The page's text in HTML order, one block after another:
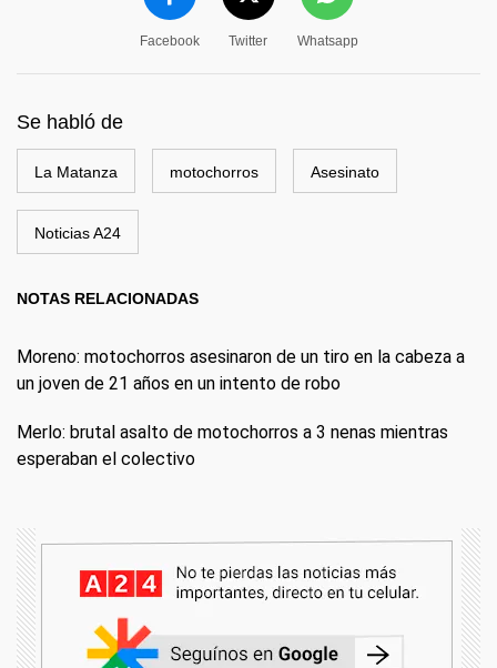
Facebook Twitter Whatsapp
Se habló de
La Matanza motochorros Asesinato
Noticias A24
NOTAS RELACIONADAS
Moreno: motochorros asesinaron de un tiro en la cabeza a
un joven de 21 años en un intento de robo
Merlo: brutal asalto de motochorros a 3 nenas mientras
esperaban el colectivo